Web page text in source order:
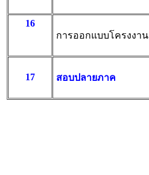
16
การออกแบบโครงงาน
17 สอบปลายภาค